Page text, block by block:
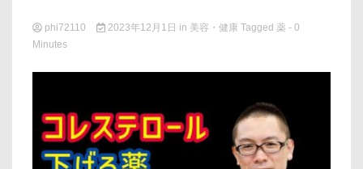
phi72110 2023年12月1日 in 美容・健康 Tagged 薬 - 0
Minutes